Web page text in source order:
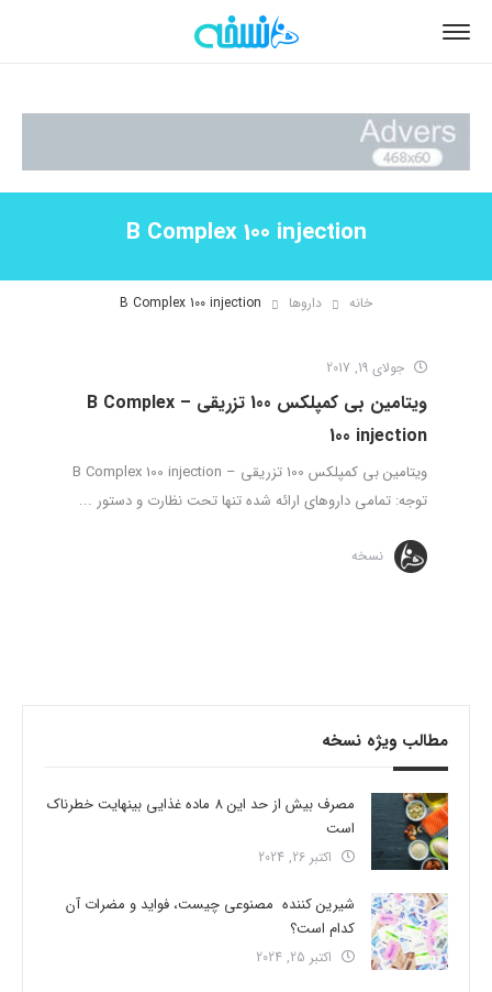
B Complex 100 injection
خانه داروها B Complex 100 injection
جولای 19, 2017
ویتامین بی کمپلکس 100 تزریقی – B Complex
100 injection
ویتامین بی کمپلکس 100 تزریقی – B Complex 100 injection
توجه: تمامی داروهای ارائه شده تنها تحت نظارت و دستور ...
نسخه
مطالب ویژه نسخه
مصرف بیش از حد این 8 ماده غذایی بینهایت خطرناک
است
اکتبر 26, 2024
شیرین کننده مصنوعی چیست، فواید و مضرات آن
کدام است؟
اکتبر 25, 2024